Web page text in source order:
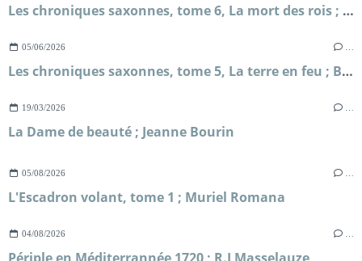
Les chroniques saxonnes, tome 6, La mort des rois ; Bernard Cornwell
05/06/2026
Les chroniques saxonnes, tome 5, La terre en feu ; Bernard Cornwell
19/03/2026
La Dame de beauté ; Jeanne Bourin
05/08/2026
L'Escadron volant, tome 1 ; Muriel Romana
04/08/2026
Périple en Méditerrannée 1720 ; R.J Masselauze